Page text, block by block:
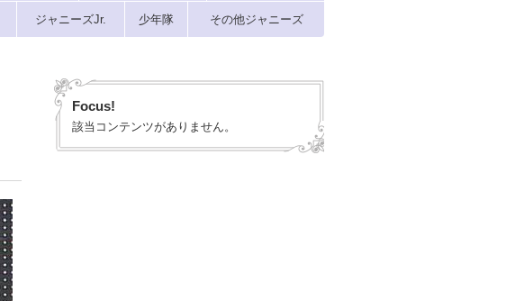
ジャニーズJr. 少年隊 その他ジャニーズ
Focus!
該当コンテンツがありません。